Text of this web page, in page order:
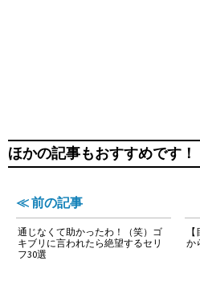
ほかの記事もおすすめです！
≪ 前の記事
通じなくて助かったわ！（笑）ゴ
キブリに言われたら絶望するセリ
フ30選
か